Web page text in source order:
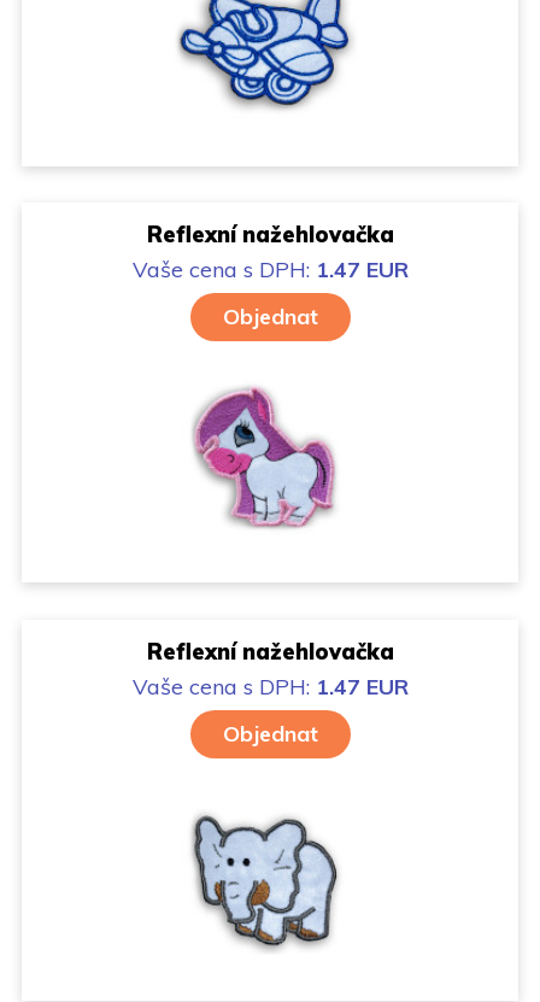
Reflexní nažehlovačka
Vaše cena s DPH: 1.47 EUR
Objednat
Reflexní nažehlovačka
Vaše cena s DPH: 1.47 EUR
Objednat